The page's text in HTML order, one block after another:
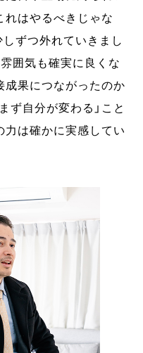
れはやるべきじゃな
しずつ外れていきまし
囲気も確実に良くな
成果につながったのか
ず自分が変わる」こと
力は確かに実感してい